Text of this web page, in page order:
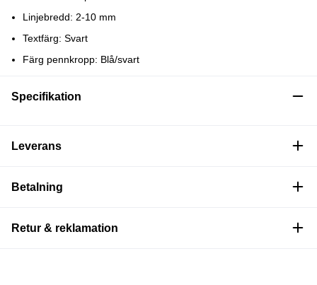
Linjebredd: 2-10 mm
Textfärg: Svart
Färg pennkropp: Blå/svart
Specifikation
Leverans
Betalning
Retur & reklamation